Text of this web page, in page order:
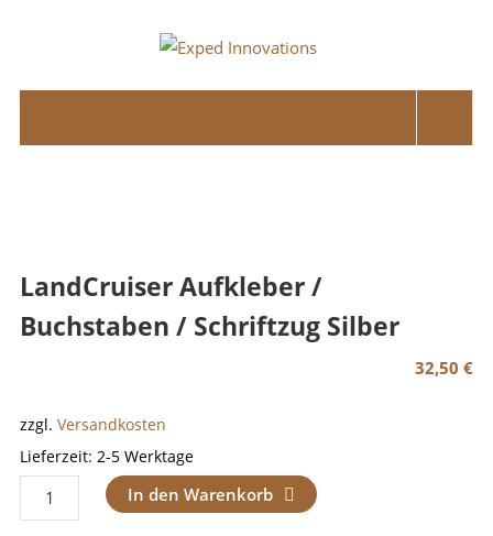
Exped
LandCruiser Aufkleber /
Buchstaben / Schriftzug Silber
32,50€
zzgl. Versandkosten
Lieferzeit: 2-5 Werktage
LandCruiser
Aufkleber
In den Warenkorb